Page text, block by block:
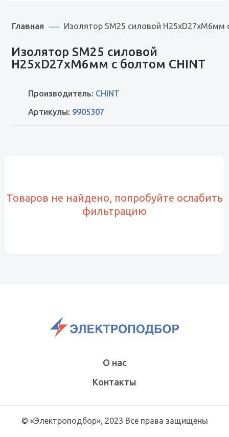
Главная Изолятор SM25 силовой Н25хD27хМ6мм
Изолятор SM25 силовой
Н25хD27хМ6мм с болтом CHINT
Производитель: CHINT
Артикулы: 9905307
Товаров не найдено, попробуйте ослабить
фильтрацию
О нас
Контакты
© «Электроподбор», 2023 Все права защищены